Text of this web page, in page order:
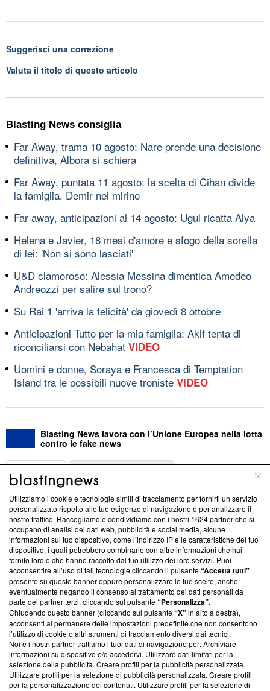
Suggerisci una correzione
Valuta il titolo di questo articolo
Blasting News consiglia
Far Away, trama 10 agosto: Nare prende una decisione
definitiva, Albora si schiera
Far Away, puntata 11 agosto: la scelta di Cihan divide
la famiglia, Demir nel mirino
Far away, anticipazioni al 14 agosto: Ugul ricatta Alya
Helena e Javier, 18 mesi d'amore e sfogo della sorella
di lei: 'Non si sono lasciati'
U&D clamoroso: Alessia Messina dimentica Amedeo
Andreozzi per salire sul trono?
Su Rai 1 'arriva la felicità' da giovedì 8 ottobre
Anticipazioni Tutto per la mia famiglia: Akif tenta di
riconciliarsi con Nebahat VIDEO
Uomini e donne, Soraya e Francesca di Temptation
Island tra le possibili nuove troniste VIDEO
Blasting News lavora con l’Unione Europea nella lotta
contro le fake news
ABOUT
Questa sezione offre informazioni trasparenti su Blasting
News, sui nostri processi editoriali e su come ci impegniamo a
creare news di qualità. Inoltre, afferma la nostra aderenza a
‘Trust Project - News with Integrity’Blasting News non è
ancora membro del programma, ma ha richiesto di farne
parte; Trust Project non ha ancora effettuato una verifica di
conformità agli standard.
Su di noi
Team editoriale
Corporate
Redazione
Utilizziamo i cookie e tecnologie simili di tracciamento per fornirti un servizio
personalizzato rispetto alle tue esigenze di navigazione e per analizzare il
nostro traffico. Raccogliamo e condividiamo con i nostri 1624partner che si
occupano di analisi dei dati web, pubblicità e social media, alcune
informazioni sul tuo dispositivo, come l’indirizzo IP e le caratteristiche del tuo
dispositivo, i quali potrebbero combinarle con altre informazioni che hai
fornito loro o che hanno raccolto dal tuo utilizzo dei loro servizi. Puoi
acconsentire all’uso di tali tecnologie cliccando il pulsante“Accetta tutti”
presente su questo banner oppure personalizzare le tue scelte, anche
eventualmente negando il consenso al trattamento dei dati personali da
parte dei partner terzi, cliccando sul pulsante“Personalizza”.
Chiudendo questo banner (cliccando sul pulsante“X”in alto a destra),
acconsenti al permanere delle impostazioni predefinite che non consentono
l’utilizzo di cookie o altri strumenti di tracciamento diversi dai tecnici.
Noi e i nostri partner trattiamo i tuoi dati di navigazione per: Archiviare
informazioni su dispositivo e/o accedervi. Utilizzare dati limitati per la
selezione della pubblicità. Creare profili per la pubblicità personalizzata.
Utilizzare profili per la selezione di pubblicità personalizzata. Creare profili
per la personalizzazione dei contenuti. Utilizzare profili per la selezione di